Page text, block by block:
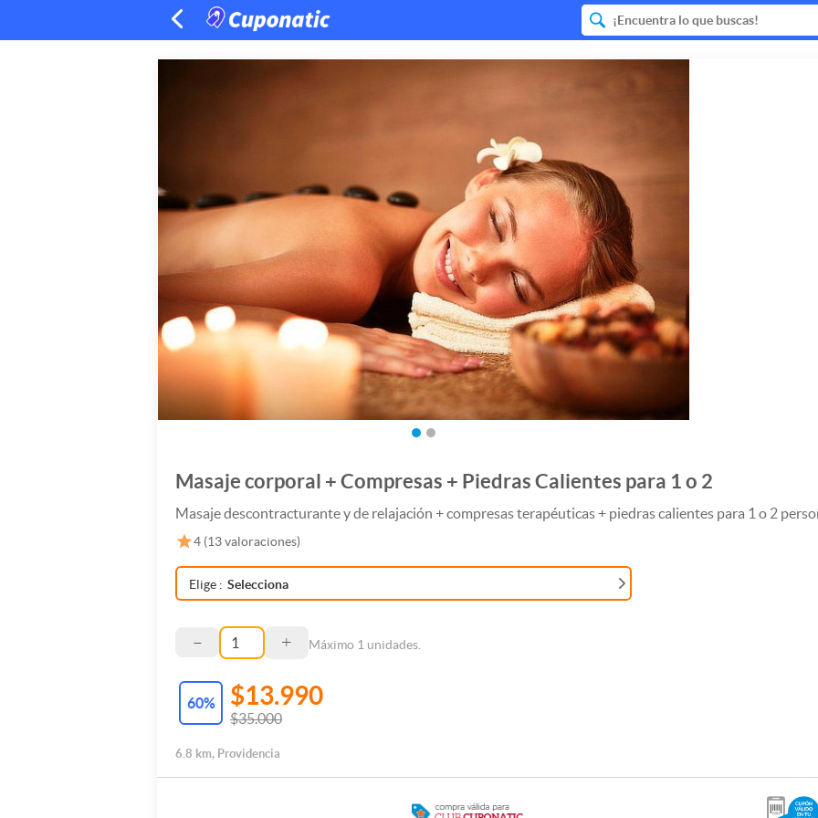
Masaje corporal + Compresas + Piedras Calientes para 1 o 2
Masaje descontracturante y de relajación + compresas terapéuticas + piedras calientes para 1 o 2
4 (13 valoraciones)
Elige : Selecciona
– + Máximo 1 unidades.
60% $13.990
$35.000
6.8 km, Providencia